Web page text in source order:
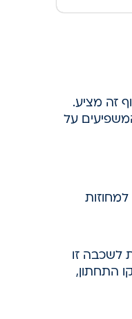
זה מציע.
על
לשכבה זו
התחתון,